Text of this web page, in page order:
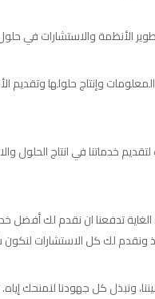
الأنظمة والاستشارات في
وإنتاج حلولها وتقديم
خدماتنا في انتاج
هذه الغاية تدفعنا ان نقدم
ونقدم لك كل الاستشارات لنكون
ونبذل كل جهودنا لنمنحك